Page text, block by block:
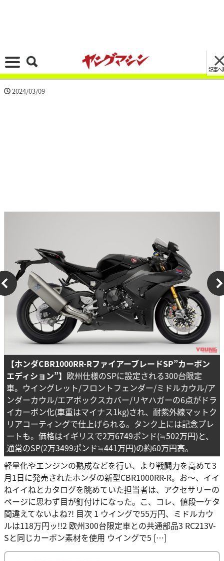
新「CBR1000RR-R」の純正ドライカーボン製ア
クセサリーがひっそりと発売
2024/03/09
【ホンダCBR1000RR-RファイアーブレードSP”カーボン
エディション”】 欧州仕様のSPに設定される300台限定
車。ウイングレット/フロントフェンダー/ミドルカウル/ア
ンダーカウル/エアボックスカバー/リヤハガーの6点がドラ
イカーボン化(車重はマイナス1kg)され、耐紫外線マットク
リアコーティングで仕上げられる。タンク上には記念プレ
ートも。価格はイギリスで2万6749ポンド(≒502万円)と、
通常のSP(2万3499ポンド≒441万円)の約60万円高。
軽量化やエンジンの熟成などを行い、より戦闘力を高めて3
月1日に発売されたホンダの新型CBR1000RR-R。お〜、イイ
ねイイねとカタログを眺めていた担当者は、アクセサリーの
ページに思わず目が釘付けになった。こ、コレ、値段一ケタ
間違えてないよね?! 目次 1 ウイングで55万円、ミドルカウ
ルは118万円ッ!!2 欧州300台限定車との共通部品3 RC213V-
Sと同じカーボン素材を使用 ウイングで5 […]